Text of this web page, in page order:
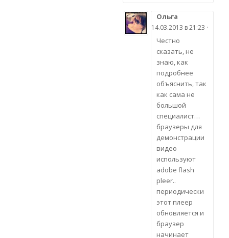
Ольга
14.03.2013 в 21:23 ·
Честно
сказать, не
знаю, как
подробнее
объяснить, так
как сама не
большой
специалист…
браузеры для
демонстрации
видео
используют
adobe flash
pleer..
периодически
этот плеер
обновляется и
браузер
начинает